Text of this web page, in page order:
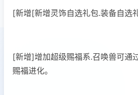
[新增[新增灵饰自选礼包.装备自选礼
[新增]增加超级赐福系.召唤兽可通
赐福进化。